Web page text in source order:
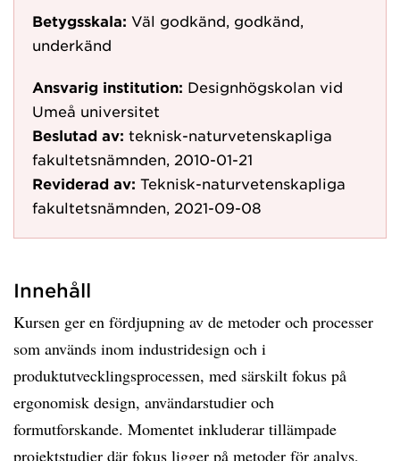
Betygsskala: Väl godkänd, godkänd,
underkänd
Ansvarig institution: Designhögskolan vid
Umeå universitet
Beslutad av: teknisk-naturvetenskapliga
fakultetsnämnden, 2010-01-21
Reviderad av: Teknisk-naturvetenskapliga
fakultetsnämnden, 2021-09-08
Innehåll
Kursen ger en fördjupning av de metoder och processer
som används inom industridesign och i
produktutvecklingsprocessen, med särskilt fokus på
ergonomisk design, användarstudier och
formutforskande. Momentet inkluderar tillämpade
projektstudier där fokus ligger på metoder för analys,